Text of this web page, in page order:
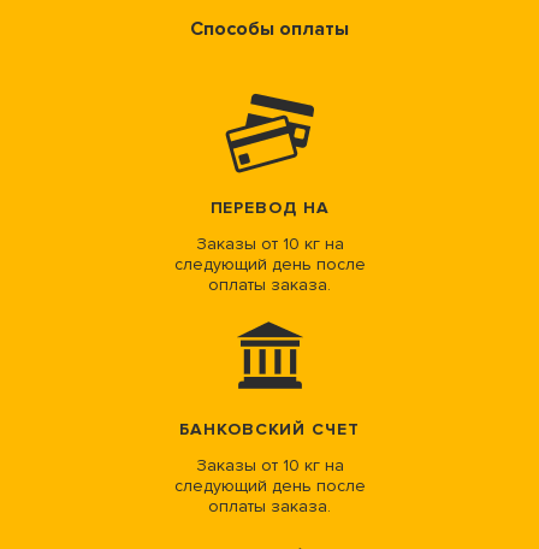
Способы оплаты
ПЕРЕВОД НА
Заказы от 10 кг на
следующий день после
оплаты заказа.
БАНКОВСКИЙ СЧЕТ
Заказы от 10 кг на
следующий день после
оплаты заказа.